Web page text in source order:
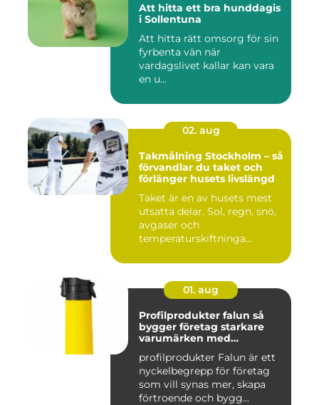
Att hitta ett bra hunddagis
i Sollentuna
Att hitta rätt omsorg för sin
fyrbenta vän när
vardagslivet kallar kan vara
en u...
02. aug
Takmålning Stockholm – så
förvandlar du taket och
förlänger husets livslängd
Taket är en av husets mest
utsatta delar. Sol, regn, snö,
avgaser och
temperaturskiftninga...
01. aug
Profilprodukter falun så
bygger företag starkare
varumärken med
profilprodukter Falun är ett
nyckelbegrepp för företag
som vill synas mer, skapa
förtroende och bygg...